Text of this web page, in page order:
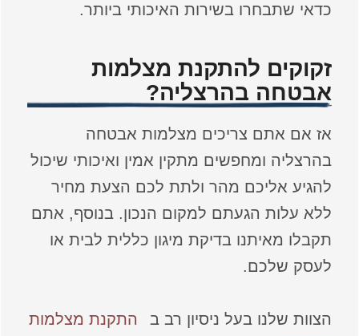
כדאי שתבחרו בשירות האיכותי ביותר.
זקוקים להתקנת מצלמות
אבטחה בהרצליה?
אז אם אתם צריכים מצלמות אבטחה
בהרצליה ומחפשים מתקין אמין ואיכותי שיכול
להגיע אליכם מהר ולתת לכם הצעת מחיר
ללא עלות הגעתם למקום הנכון. בנוסף, אתם
תקבלו מאיתנו בדיקת מיגון כללית לבית או
לעסק שלכם.
הצוות שלנו בעל ניסיון רב ב
התקנת מצלמות